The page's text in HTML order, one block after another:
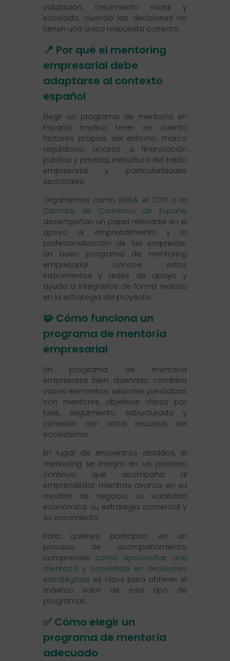
validación, crecimiento inicial y
escalado, cuando las decisiones no
tienen una única respuesta correcta.
📍 Por qué el mentoring
empresarial debe
adaptarse al contexto
español
Elegir un programa de mentoría en
España implica tener en cuenta
factores propios del entorno: marco
regulatorio, acceso a financiación
pública y privada, estructura del tejido
empresarial y particularidades
sectoriales.
Organismos como ENISA, el CDTI o la
Cámara de Comercio de España
desempeñan un papel relevante en el
apoyo al emprendimiento y la
profesionalización de las empresas.
Un buen programa de mentoring
empresarial conoce estos
instrumentos y redes de apoyo y
ayuda a integrarlos de forma realista
en la estrategia del proyecto.
🧩 Cómo funciona un
programa de mentoría
empresarial
Un programa de mentoría
empresarial bien diseñado combina
varios elementos: sesiones periódicas
con mentores, objetivos claros por
fase, seguimiento estructurado y
conexión con otros recursos del
ecosistema.
En lugar de encuentros aislados, el
mentoring se integra en un proceso
continuo que acompaña al
emprendedor mientras avanza en su
modelo de negocio, su viabilidad
económica, su estrategia comercial y
su crecimiento.
Para quienes participan en un
proceso de acompañamiento,
comprender cómo aprovechar una
mentoría y convertirla en decisiones
estratégicas es clave para obtener el
máximo valor de este tipo de
programas.
✅ Cómo elegir un
programa de mentoría
adecuado